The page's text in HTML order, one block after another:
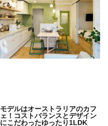
モデルはオーストラリアのカフ
ェ！コストバランスとデザイン
にこだわったゆったり1LDK